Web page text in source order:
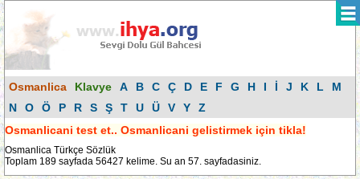
Osmanlica Klavye A B C Ç D E F G H I İ J K L
M
N
O Ö P R S Ş T U Ü V Y
Z
Osmanlicani test et.. Osmanlicani gelistirmek için tikla!
Osmanlica Türkçe Sözlük
Toplam 189 sayfada 56427 kelime. Su an 57. sayfadasiniz.